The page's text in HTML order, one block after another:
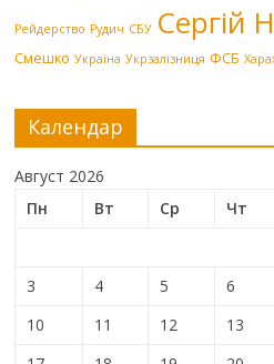
Рейдерство Рудич СБУ Сергій
Смешко Україна Укрзалізниця ФСБ
Календар
Август 2026
Пн
Вт Ср Чт
3
4 5 6
10
11 12 13